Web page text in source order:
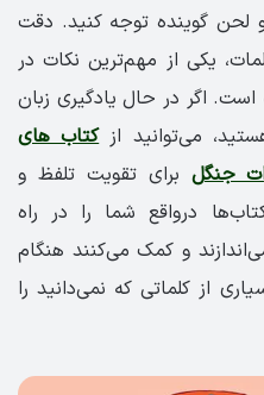
لحن گوینده توجه کنید. دقت
یکی از مهم‌ترین نکات در
اگر در حال یادگیری زبان
می‌توانید ازکتاب های
جنگل برای تقویت تلفظ و
درواقع شما را در راه
و کمک می‌کنند هنگام
از کلماتی که نمی‌دانید را